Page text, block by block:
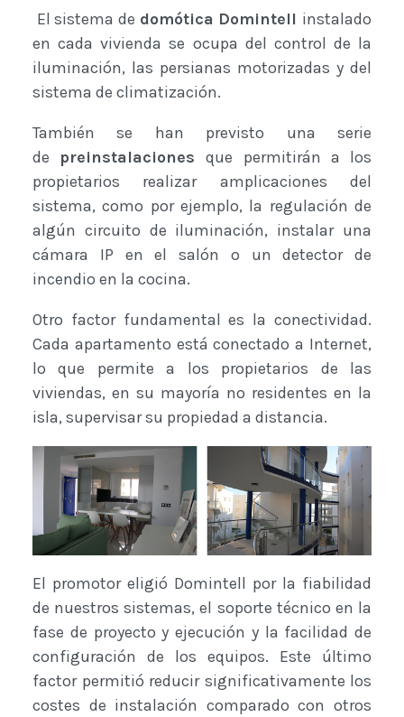
El sistema de domótica Domintell instalado
en cada vivienda se ocupa del control de la
iluminación, las persianas motorizadas y del
sistema de climatización.
También se han previsto una serie
de preinstalacionesque permitirán a los
propietarios realizar amplicaciones del
sistema, como por ejemplo, la regulación de
algún circuito de iluminación, instalar una
cámara IP en el salón o un detector de
incendio en la cocina.
Otro factor fundamental es la conectividad.
Cada apartamento está conectado a Internet,
lo que permite a los propietarios de las
viviendas, en su mayoría no residentes en la
isla, supervisar su propiedad a distancia.
El promotor eligió Domintell por la fiabilidad
de nuestros sistemas, el soporte técnico en la
fase de proyecto y ejecución y la facilidad de
configuración de los equipos. Este último
factor permitió reducir significativamente los
costes de instalación comparado con otros